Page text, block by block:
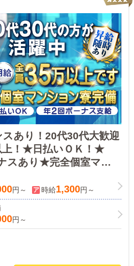
あり！20代30代大歓迎
！★日払いＯＫ！★
スあり★完全個室マン
可能★未経験・経験者
です★完全週休制（みな
めます）
円～ 時給1,300円～
円～